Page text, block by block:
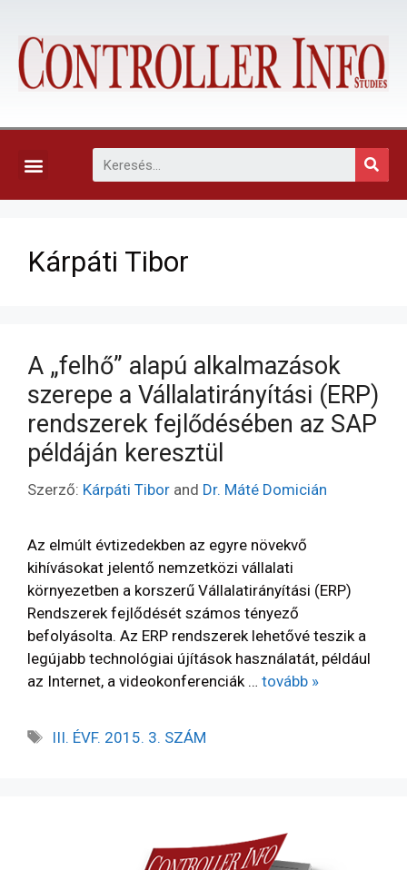
Kárpáti Tibor
A „felhő” alapú alkalmazások
szerepe a Vállalatirányítási (ERP)
rendszerek fejlődésében az SAP
példáján keresztül
Szerző: Kárpáti Tibor and Dr. Máté Domicián
Az elmúlt évtizedekben az egyre növekvő
kihívásokat jelentő nemzetközi vállalati
környezetben a korszerű Vállalatirányítási (ERP)
Rendszerek fejlődését számos tényező
befolyásolta. Az ERP rendszerek lehetővé teszik a
legújabb technológiai újítások használatát, például
az Internet, a videokonferenciák … tovább »
III. ÉVF. 2015. 3. SZÁM